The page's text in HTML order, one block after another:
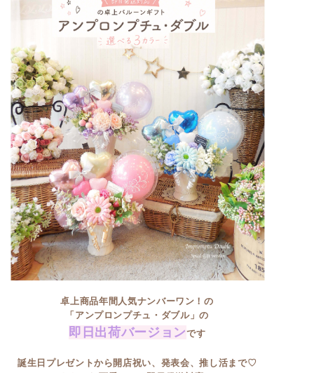
卓上商品年間人気ナンバーワン！の
「アンプロンプチュ・ダブル」の
即日出荷バージョンです
誕生日プレゼントから開店祝い、発表会、推し活まで♡